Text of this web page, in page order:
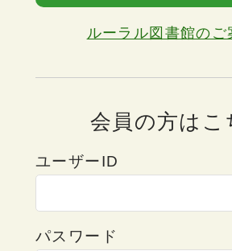
ルーラル図書館のご
会員の方はこ
ユーザーID
パスワード